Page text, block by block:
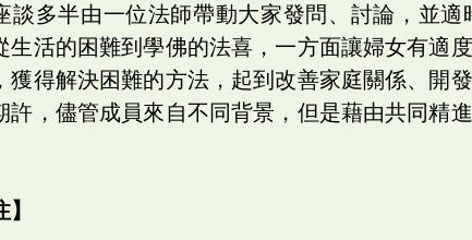
談多半由一位法師帶動大家發問、討論，並
生活的困難到學佛的法喜，一方面讓婦女有適
獲得解決困難的方法，起到改善家庭關係、開
許，儘管成員來自不同背景，但是藉由共同精
】